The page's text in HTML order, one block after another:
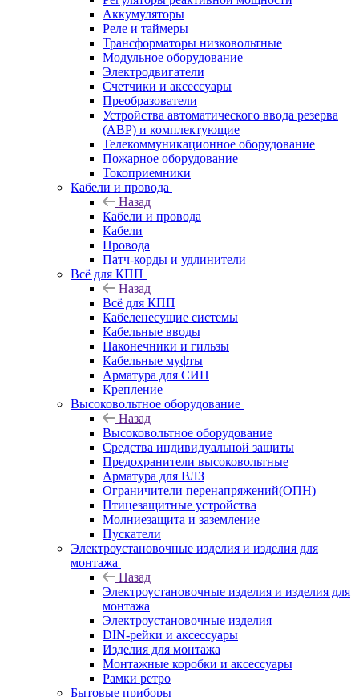
Аккумуляторы
Реле и таймеры
Трансформаторы низковольтные
Модульное оборудование
Электродвигатели
Счетчики и аксессуары
Преобразователи
Устройства автоматического ввода резерва
(АВР) и комплектующие
Телекоммуникационное оборудование
Пожарное оборудование
Токоприемники
Кабели и провода
Назад
Кабели и провода
Кабели
Провода
Патч-корды и удлинители
Всё для КПП
Назад
Всё для КПП
Кабеленесущие системы
Кабельные вводы
Наконечники и гильзы
Кабельные муфты
Арматура для СИП
Крепление
Высоковольтное оборудование
Назад
Высоковольтное оборудование
Средства индивидуальной защиты
Предохранители высоковольтные
Арматура для ВЛЗ
Ограничители перенапряжений(ОПН)
Птицезащитные устройства
Молниезащита и заземление
Пускатели
Электроустановочные изделия и изделия для
монтажа
Назад
Электроустановочные изделия и изделия для
монтажа
Электроустановочные изделия
DIN-рейки и аксессуары
Изделия для монтажа
Монтажные коробки и аксессуары
Рамки ретро
Бытовые приборы